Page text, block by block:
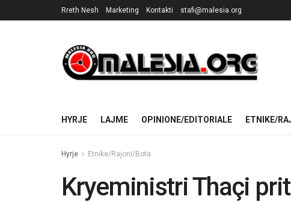
Rreth Nesh Marketing Kontakti stafi@malesia.org
HYRJE LAJME OPINIONE/EDITORIALE ETNIKE/
Hyrje Etnike/Rajoni/Bota
Kryeministri Thaçi